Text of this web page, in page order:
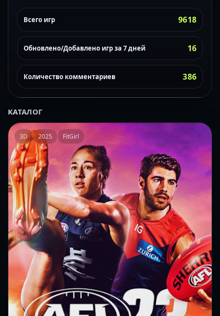
Всего игр 9618
Обновлено/Добавлено игр за 7 дней 16
Количество комментариев 386
КАТАЛОГ
3D 2025 FitGirl